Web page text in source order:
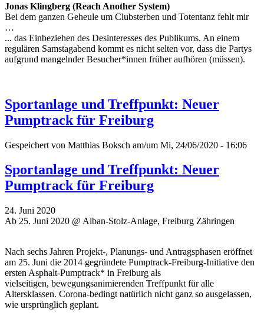
Jonas Klingberg (Reach Another System)
Bei dem ganzen Geheule um Clubsterben und Totentanz fehlt mir
…
... das Einbeziehen des Desinteresses des Publikums. An einem
regulären Samstagabend kommt es nicht selten vor, dass die Partys
aufgrund mangelnder Besucher*innen früher aufhören (müssen).
Sportanlage und Treffpunkt: Neuer
Pumptrack für Freiburg
Gespeichert von Matthias Boksch am/um Mi, 24/06/2020 - 16:06
Sportanlage und Treffpunkt: Neuer
Pumptrack für Freiburg
24. Juni 2020
Ab 25. Juni 2020 @ Alban-Stolz-Anlage, Freiburg Zähringen
Nach sechs Jahren Projekt-, Planungs- und Antragsphasen eröffnet
am 25. Juni die 2014 gegründete Pumptrack-Freiburg-Initiative den
ersten Asphalt-Pumptrack* in Freiburg als
vielseitigen, bewegungsanimierenden Treffpunkt für alle
Altersklassen. Corona-bedingt natürlich nicht ganz so ausgelassen,
wie ursprünglich geplant.